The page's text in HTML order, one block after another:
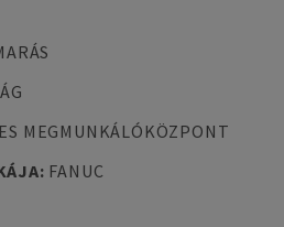
MEGMUNKÁLÓKÖZPONT
: FANUC